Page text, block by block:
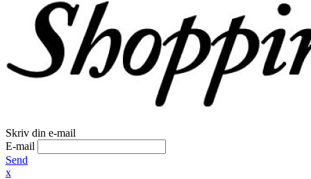
Skriv din e-mail
E-mail
Send
x